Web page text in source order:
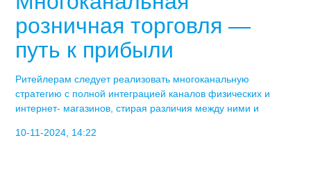
розничная торговля —
путь к прибыли
Ритейлерам следует реализовать многоканальную
стратегию с полной интеграцией каналов физических и
интернет- магазинов, стирая различия между ними и
10-11-2024, 14:22